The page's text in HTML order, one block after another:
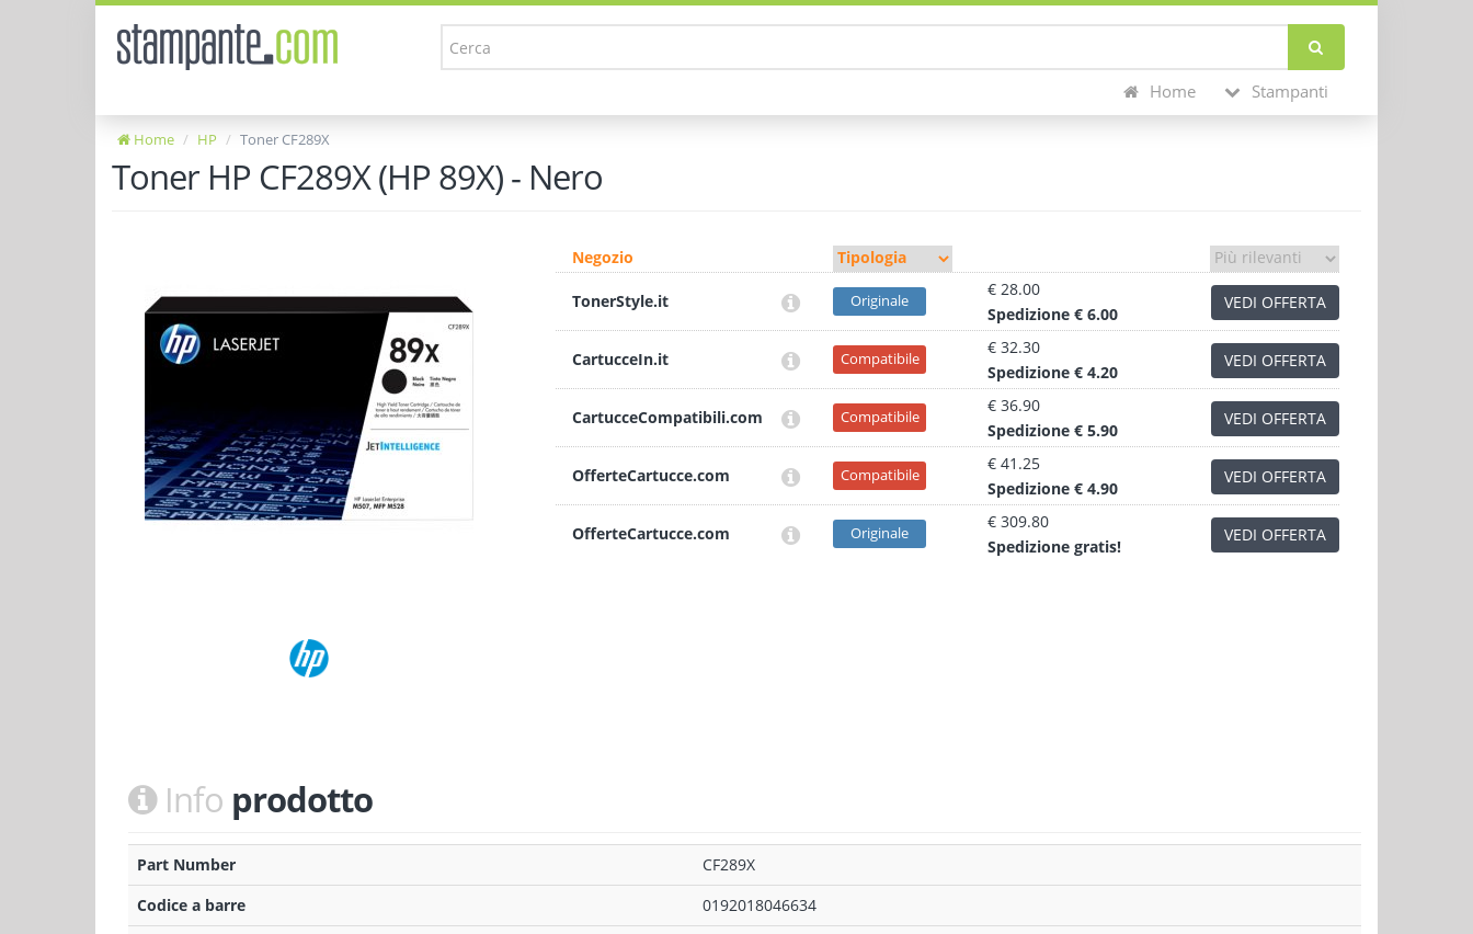
Home Stampanti
Home HP Toner CF289X
Toner HP CF289X (HP 89X) - Nero
Negozio
TonerStyle.it Originale
€ 28.00
Spedizione € 6.00
VEDI OFFERTA
CartucceIn.it Compatibile
€ 32.30
Spedizione € 4.20
VEDI OFFERTA
CartucceCompatibili.com Compatibile
€ 36.90
Spedizione € 5.90
VEDI OFFERTA
OfferteCartucce.com Compatibile
€ 41.25
Spedizione € 4.90
VEDI OFFERTA
OfferteCartucce.com Originale
€ 309.80
Spedizione gratis!
VEDI OFFERTA
Info prodotto
Part Number
CF289X
Codice a barre
0192018046634